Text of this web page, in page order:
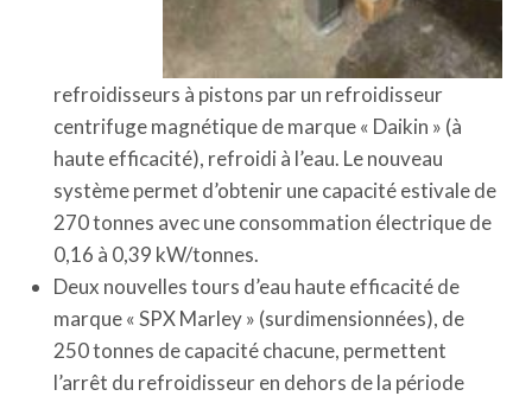
refroidisseurs à pistons par un refroidisseur
centrifuge magnétique de marque « Daikin » (à
haute efficacité), refroidi à l’eau. Le nouveau
système permet d’obtenir une capacité estivale de
270 tonnes avec une consommation électrique de
0,16 à 0,39 kW/tonnes.
Deux nouvelles tours d’eau haute efficacité de
marque « SPX Marley » (surdimensionnées), de
250 tonnes de capacité chacune, permettent
l’arrêt du refroidisseur en dehors de la période